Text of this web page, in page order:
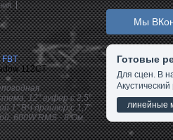
FBT
112CT
12" вуфер с 2,5"
1" ВЧ драйвер с 1,7"
600W RMS - 8 Ом,
Мы
Готовые
Для сцен. В
Акустический
линейные